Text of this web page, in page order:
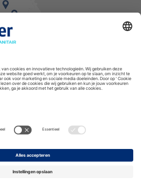
in de buurt
weekend worden, mits voorradig, dinsdag geleverd.